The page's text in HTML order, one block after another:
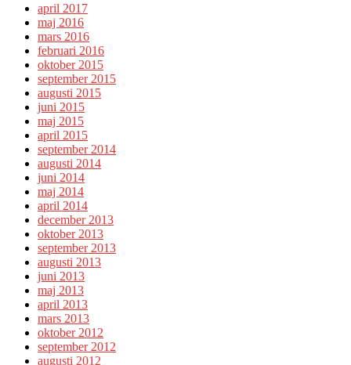
april 2017
maj 2016
mars 2016
februari 2016
oktober 2015
september 2015
augusti 2015
juni 2015
maj 2015
april 2015
september 2014
augusti 2014
juni 2014
maj 2014
april 2014
december 2013
oktober 2013
september 2013
augusti 2013
juni 2013
maj 2013
april 2013
mars 2013
oktober 2012
september 2012
augusti 2012